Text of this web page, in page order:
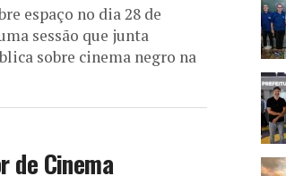
espaço no dia 28 de
sessão que junta
sobre cinema negro na
de Cinema